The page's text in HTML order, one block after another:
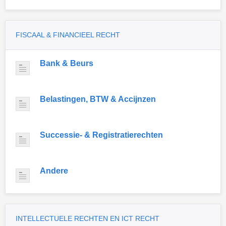
FISCAAL & FINANCIEEL RECHT
Bank & Beurs
Belastingen, BTW & Accijnzen
Successie- & Registratierechten
Andere
INTELLECTUELE RECHTEN EN ICT RECHT